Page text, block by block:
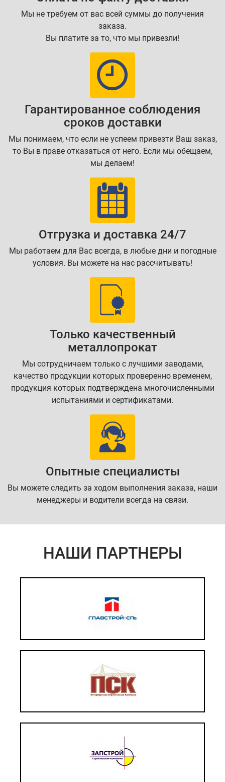
Мы не требуем от вас всей суммы до получения
заказа.
Вы платите за то, что мы привезли!
Гарантированное соблюдения
сроков доставки
Мы понимаем, что если не успеем привезти Ваш заказ,
то Вы в праве отказаться от него. Если мы обещаем,
мы делаем!
Отгрузка и доставка 24/7
Мы работаем для Вас всегда, в любые дни и погодные
условия. Вы можете на нас рассчитывать!
Только качественный
металлопрокат
Мы сотрудничаем только с лучшими заводами,
качество продукции которых проверенно временем,
продукция которых подтверждена многочисленными
испытаниями и сертификатами.
Опытные специалисты
Вы можете следить за ходом выполнения заказа, наши
менеджеры и водители всегда на связи.
НАШИ ПАРТНЕРЫ